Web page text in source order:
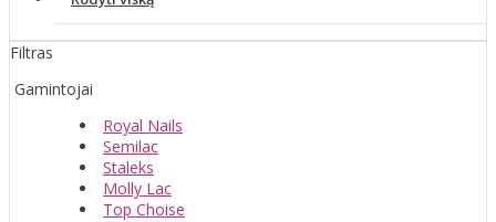
Filtras
Gamintojai
Royal Nails
Semilac
Staleks
Molly Lac
Top Choise